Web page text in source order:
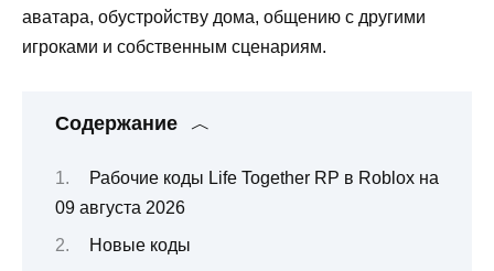
аватара, обустройству дома, общению с другими
игроками и собственным сценариям.
Содержание
Рабочие коды Life Together RP в Roblox на
09 августа 2026
Новые коды